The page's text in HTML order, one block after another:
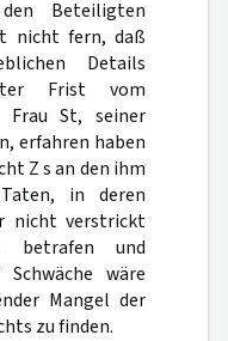
Beteiligten
nicht fern, daß
Details
Frist vom
Frau St, seiner
erfahren haben
Z s an den ihm
in deren
nicht verstrickt
betrafen und
wäre
Mangel der
zu finden.